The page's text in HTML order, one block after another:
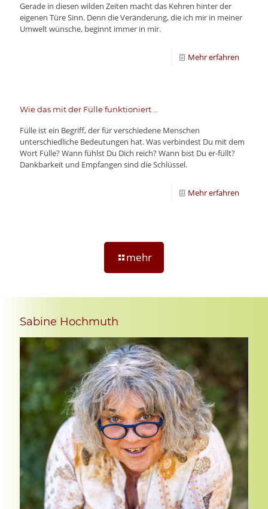
Gerade in diesen wilden Zeiten macht das Kehren hinter der
eigenen Türe Sinn. Denn die Veränderung, die ich mir in meiner
Umwelt wünsche, beginnt immer in mir.
Mehr erfahren
Wie das mit der Fülle funktioniert …
Fülle ist ein Begriff, der für verschiedene Menschen
unterschiedliche Bedeutungen hat. Was verbindest Du mit dem
Wort Fülle? Wann fühlst Du Dich reich? Wann bist Du er-füllt?
Dankbarkeit und Empfangen sind die Schlüssel.
Mehr erfahren
mehr
Sabine Hochmuth